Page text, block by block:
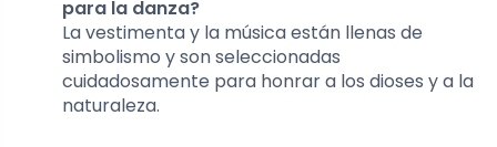
para la danza?
La vestimenta y la música están llenas de
simbolismo y son seleccionadas
cuidadosamente para honrar a los dioses y a la
naturaleza.